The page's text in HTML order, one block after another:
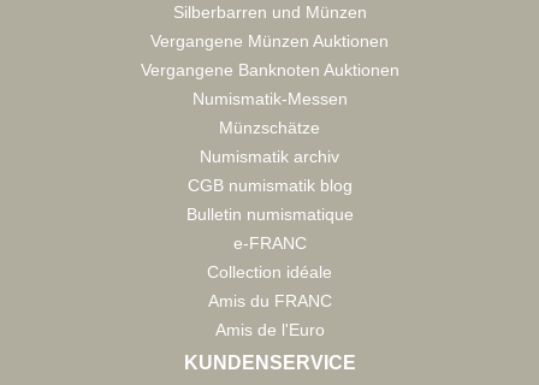
Silberbarren und Münzen
Vergangene Münzen Auktionen
Vergangene Banknoten Auktionen
Numismatik-Messen
Münzschätze
Numismatik archiv
CGB numismatik blog
Bulletin numismatique
e-FRANC
Collection idéale
Amis du FRANC
Amis de l'Euro
KUNDENSERVICE